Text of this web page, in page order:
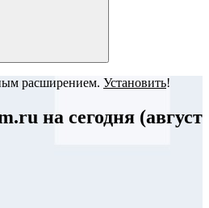
расширением. Установить!
на сегодня (август